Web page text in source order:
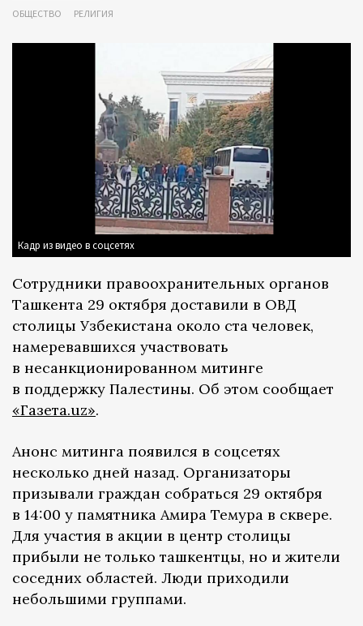
ОБЩЕСТВО РЕЛИГИЯ
Кадр из видео в соцсетях
Сотрудники правоохранительных органов
Ташкента 29 октября доставили в ОВД
столицы Узбекистана около ста человек,
намеревавшихся участвовать
в несанкционированном митинге
в поддержку Палестины. Об этом сообщает
«Газета.uz».
Анонс митинга появился в соцсетях
несколько дней назад. Организаторы
призывали граждан собраться 29 октября
в 14:00 у памятника Амира Темура в сквере.
Для участия в акции в центр столицы
прибыли не только ташкентцы, но и жители
соседних областей. Люди приходили
небольшими группами.